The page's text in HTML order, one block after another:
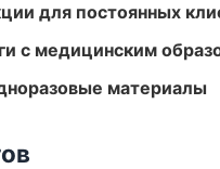
для постоянных
с медицинским
материалы